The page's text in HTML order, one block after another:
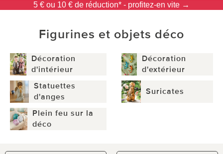
5 € ou 10 € de réduction* - profitez-en vite →
Figurines et objets déco
Décoration
d'intérieur
Décoration
d'extérieur
Statuettes
d'anges
Suricates
Plein feu sur la
déco